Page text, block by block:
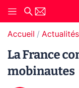
Accueil
La France
mobinautes